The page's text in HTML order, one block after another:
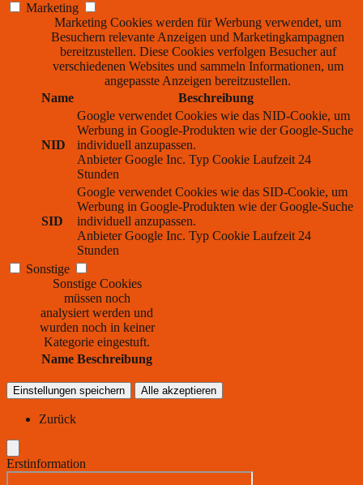
Marketing
Marketing Cookies werden für Werbung verwendet, um
Besuchern relevante Anzeigen und Marketingkampagnen
bereitzustellen. Diese Cookies verfolgen Besucher auf
verschiedenen Websites und sammeln Informationen, um
angepasste Anzeigen bereitzustellen.
Name
Beschreibung
NID
Google verwendet Cookies wie das NID-Cookie, um
Werbung in Google-Produkten wie der Google-Suche
individuell anzupassen.
Anbieter Google Inc. Typ Cookie Laufzeit 24
Stunden
SID
Google verwendet Cookies wie das SID-Cookie, um
Werbung in Google-Produkten wie der Google-Suche
individuell anzupassen.
Anbieter Google Inc. Typ Cookie Laufzeit 24
Stunden
Sonstige
Sonstige Cookies
müssen noch
analysiert werden und
wurden noch in keiner
Kategorie eingestuft.
Name Beschreibung
Einstellungen speichern Alle akzeptieren
Zurück
Erstinformation